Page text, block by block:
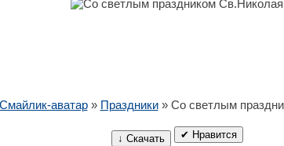
Смайлик-аватар» Праздники» Со светлым
↓ Скачать ✔ Нравится